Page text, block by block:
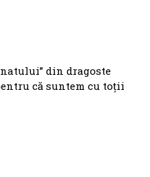
din dragoste
că suntem cu toții